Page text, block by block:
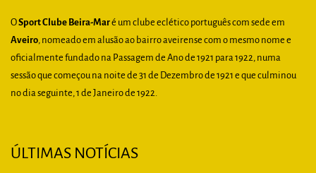
OSport Clube Beira-Maré um clube eclético português com sede em
Aveiro, nomeado em alusão ao bairro aveirense com o mesmo nome e
oficialmente fundado na Passagem de Ano de 1921 para 1922, numa
sessão que começou na noite de 31 de Dezembro de 1921 e que culminou
no dia seguinte, 1 de Janeiro de 1922.
ÚLTIMAS NOTÍCIAS